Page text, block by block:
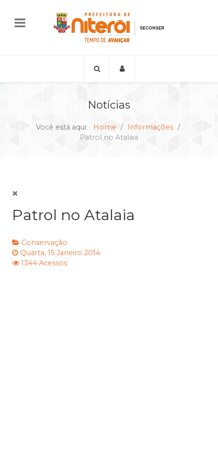
Notícias
Você está aqui: Home
Informações
Patrol no Atalaia
Patrol no Atalaia
Conservação
Quarta, 15 Janeiro 2014
1344 Acessos